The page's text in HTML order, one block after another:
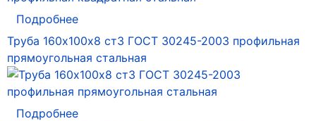
Подробнее
Труба 160х100х8 ст3 ГОСТ 30245-2003 профильная
прямоугольная стальная
Подробнее